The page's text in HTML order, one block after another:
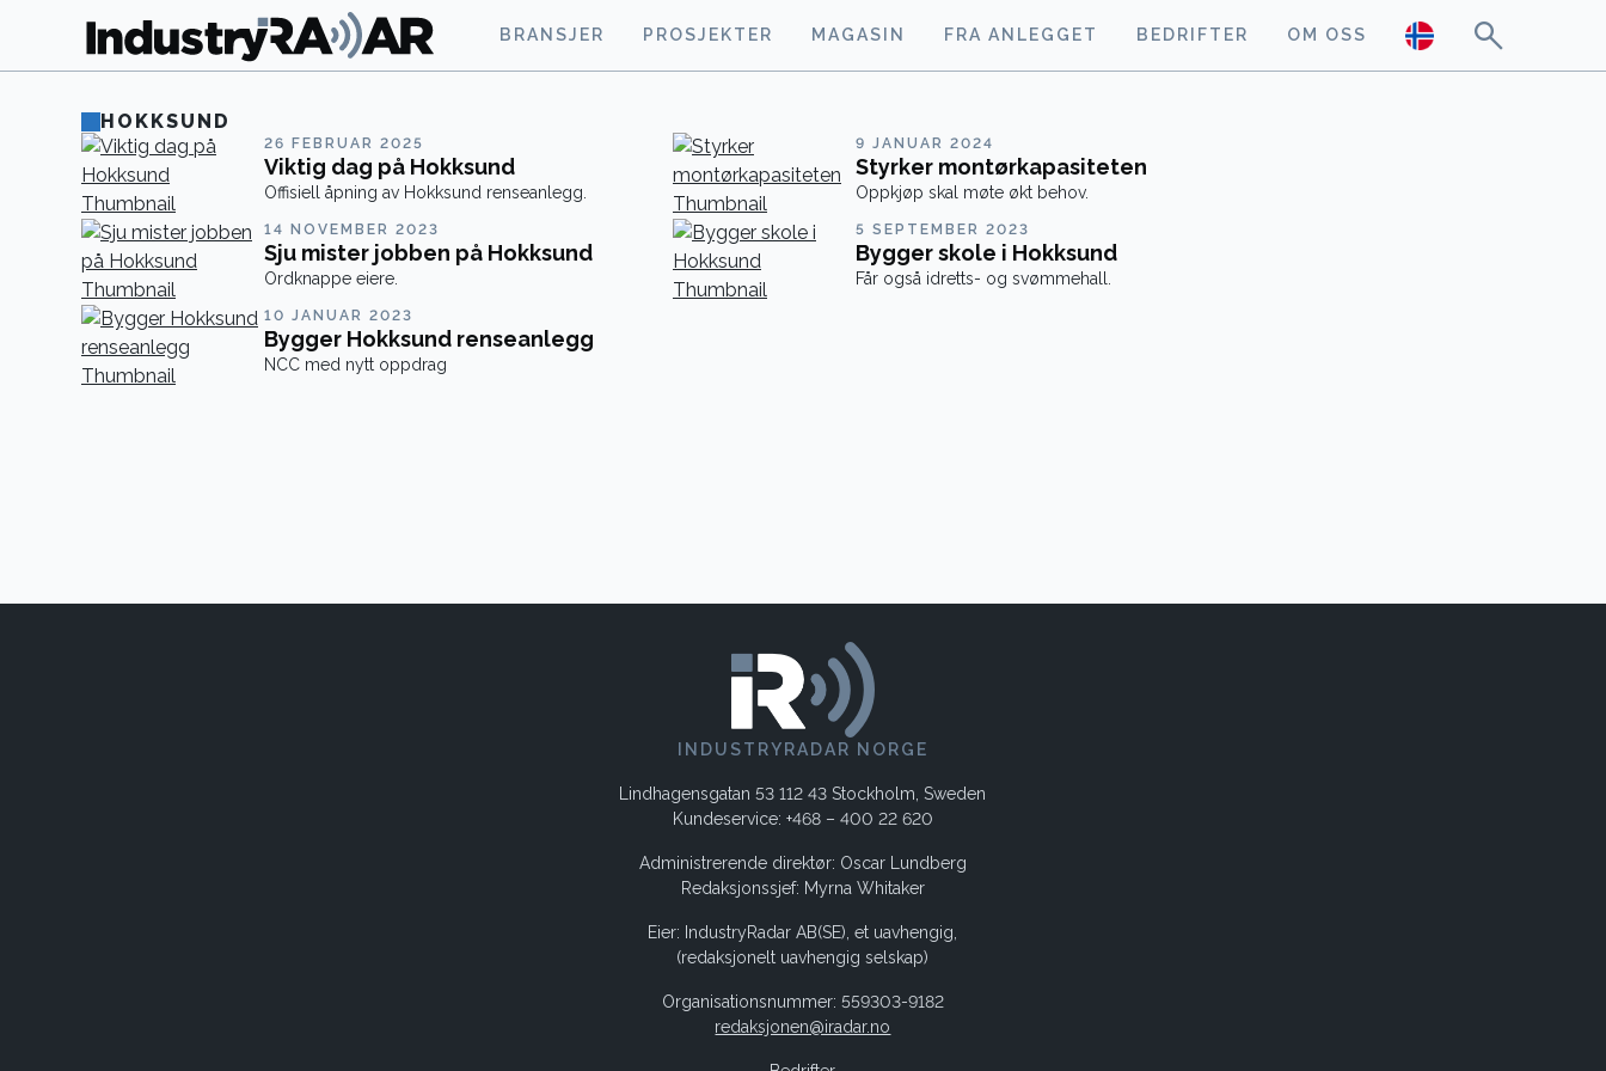
BRANSJER PROSJEKTER MAGASIN FRA ANLEGGET BEDRIFTER OM OSS
HOKKSUND
26 FEBRUAR 2025
Viktig dag på Hokksund
Offisiell åpning av Hokksund renseanlegg.
9 JANUAR 2024
Styrker montørkapasiteten
Oppkjøp skal møte økt behov.
14 NOVEMBER 2023
Sju mister jobben på Hokksund
Ordknappe eiere.
5 SEPTEMBER 2023
Bygger skole i Hokksund
Får også idretts- og svømmehall.
10 JANUAR 2023
Bygger Hokksund renseanlegg
NCC med nytt oppdrag
INDUSTRYRADAR NORGE
Lindhagensgatan 53 112 43 Stockholm, Sweden
Kundeservice: +468 – 400 22 620
Administrerende direktør: Oscar Lundberg
Redaksjonssjef: Myrna Whitaker
Eier: IndustryRadar AB(SE), et uavhengig,
(redaksjonelt uavhengig selskap)
Organisationsnummer: 559303-9182
redaksjonen@iradar.no